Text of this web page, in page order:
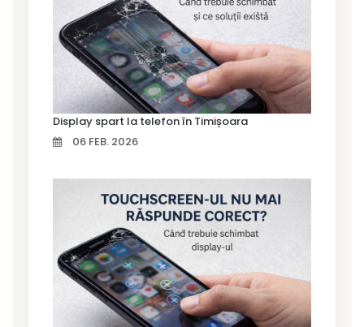
Display spart la telefon în Timișoara
06 FEB. 2026